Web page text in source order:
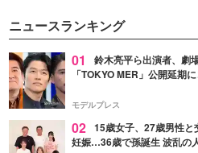
デルの宮城舞と島村雄
談をお届け！それぞ
ら、今作ならではの魅
の感動をもたらす奥深
た。
ニュースランキング
01
鈴木亮平ら出演者、劇
「TOKYO MER」公開延期
最大の敬意とエールを」
モデルプレス
02 15歳女子、27歳男性と
妊娠…36歳で孫誕生 波乱の